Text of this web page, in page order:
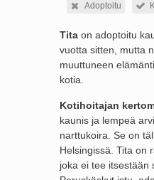
Adoptoitu
Tita on adoptoitu
vuotta sitten, mutta
muuttuneen
kotia.
Kotihoitajan
kaunis ja lempeä
narttukoira. Se on
Helsingissä. Tita on
joka ei tee itsestään